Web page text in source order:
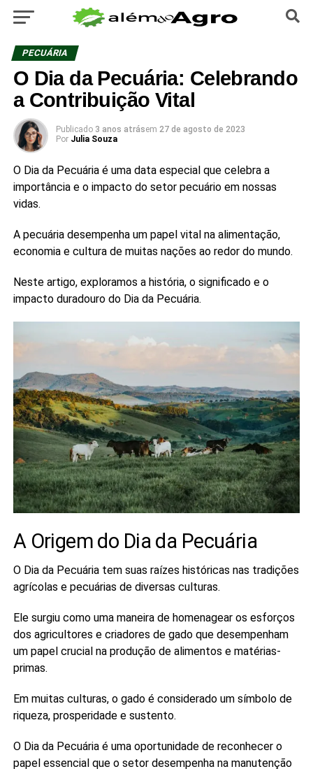
PECUÁRIA
O Dia da Pecuária: Celebrando
a Contribuição Vital
Publicado 3 anos atrásem 27 de agosto de 2023
Por Julia Souza
O Dia da Pecuária é uma data especial que celebra a
importância e o impacto do setor pecuário em nossas
vidas.
A pecuária desempenha um papel vital na alimentação,
economia e cultura de muitas nações ao redor do mundo.
Neste artigo, exploramos a história, o significado e o
impacto duradouro do Dia da Pecuária.
A Origem do Dia da Pecuária
O Dia da Pecuária tem suas raízes históricas nas tradições
agrícolas e pecuárias de diversas culturas.
Ele surgiu como uma maneira de homenagear os esforços
dos agricultores e criadores de gado que desempenham
um papel crucial na produção de alimentos e matérias-
primas.
Em muitas culturas, o gado é considerado um símbolo de
riqueza, prosperidade e sustento.
O Dia da Pecuária é uma oportunidade de reconhecer o
papel essencial que o setor desempenha na manutenção